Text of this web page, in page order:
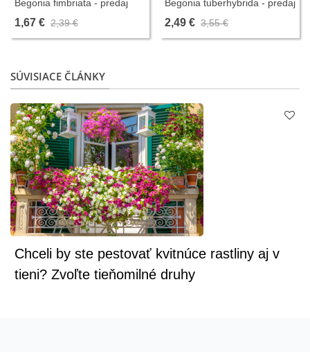
Begonia fimbriata - predaj
cibuľovín - 2 ks
1,67 € 2,39 €
Begonia tuberhybrida - predaj
cibuľovín - 2 ks
2,49 € 3,55 €
SÚVISIACE ČLÁNKY
Chceli by ste pestovať kvitnúce rastliny aj v
tieni? Zvoľte tieňomilné druhy